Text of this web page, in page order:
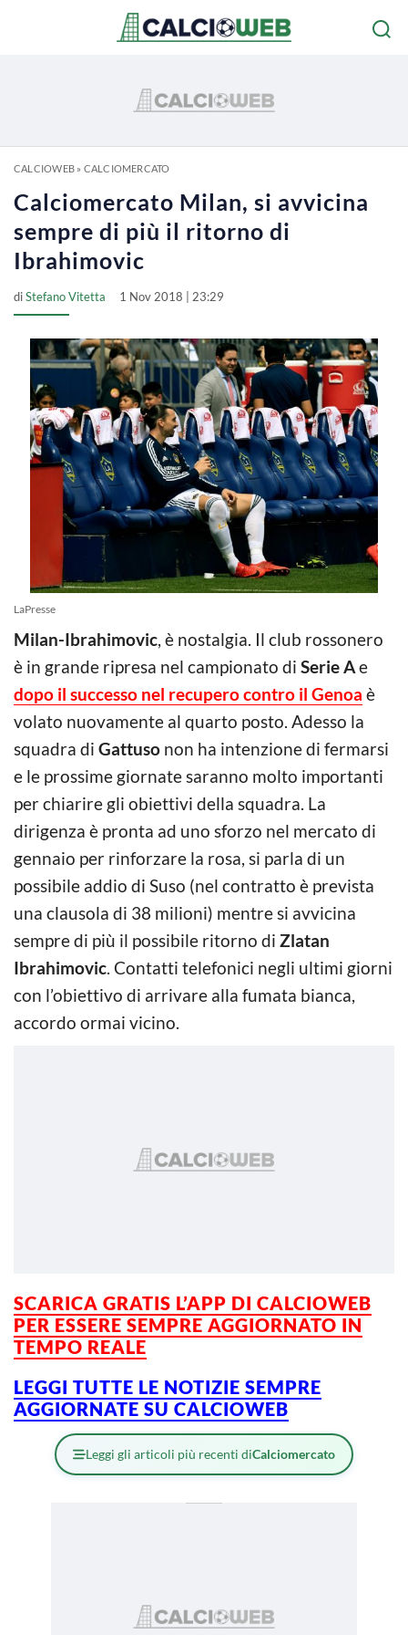
CALCIOWEB» CALCIOMERCATO
Calciomercato Milan, si avvicina
sempre di più il ritorno di
Ibrahimovic
diStefano Vitetta 1 Nov 2018 | 23:29
LaPresse
Milan-Ibrahimovic, è nostalgia. Il club rossonero
è in grande ripresa nel campionato di Serie Ae
dopo il successo nel recupero contro il Genoa è
volato nuovamente al quarto posto. Adesso la
squadra di Gattuso non ha intenzione di fermarsi
e le prossime giornate saranno molto importanti
per chiarire gli obiettivi della squadra. La
dirigenza è pronta ad uno sforzo nel mercato di
gennaio per rinforzare la rosa, si parla di un
possibile addio di Suso (nel contratto è prevista
una clausola di 38 milioni) mentre si avvicina
sempre di più il possibile ritorno di Zlatan
Ibrahimovic. Contatti telefonici negli ultimi giorni
con l’obiettivo di arrivare alla fumata bianca,
accordo ormai vicino.
SCARICA GRATIS L’APP DI CALCIOWEB
PER ESSERE SEMPRE AGGIORNATO IN
TEMPO REALE
LEGGI TUTTE LE NOTIZIE SEMPRE
AGGIORNATE SU CALCIOWEB
Leggi gli articoli più recenti diCalciomercato